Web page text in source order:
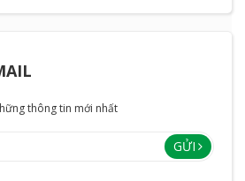
thông tin mới nhất
GỬI